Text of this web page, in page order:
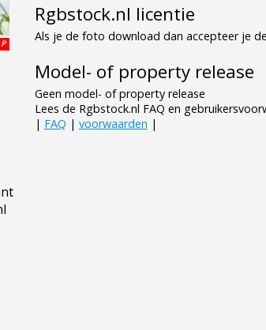
P
Rgbstock.nl licentie
Als je de foto download dan accepteer je
Model- of property release
Geen model- of property release
Lees de Rgbstock.nl FAQ en
| FAQ | voorwaarden |